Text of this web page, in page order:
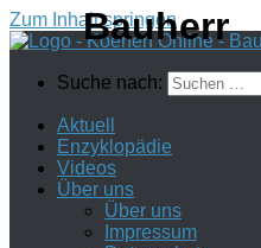
Zum Inhalt springen
Suche nach:
Aktuell
Enzyklopädie
Videos
Über uns
Über uns
Impressum